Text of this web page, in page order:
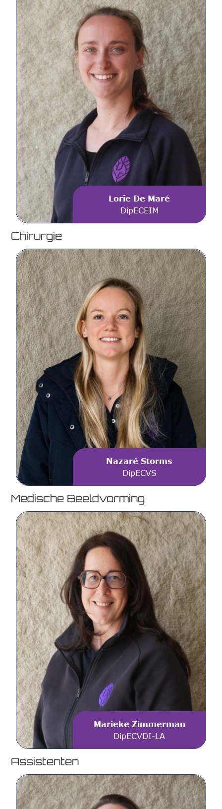
Lorie De Maré
DipECEIM
Chirurgie
Nazaré Storms
DipECVS
Medische Beeldvorming
Marieke Zimmerman
DipECVDI-LA
Assistenten